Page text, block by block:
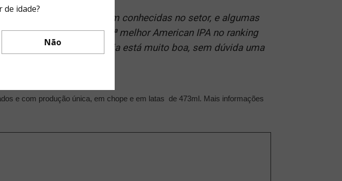
entre cervejarias bem conhecidas no setor, e algumas
a Ignorus, que tem a 5ª melhor American IPA no ranking
do aplicativo. A cerveja está muito boa, sem dúvida uma
e com produção única, em chope e em latas de 473ml. Mais informações
de idade?
Não